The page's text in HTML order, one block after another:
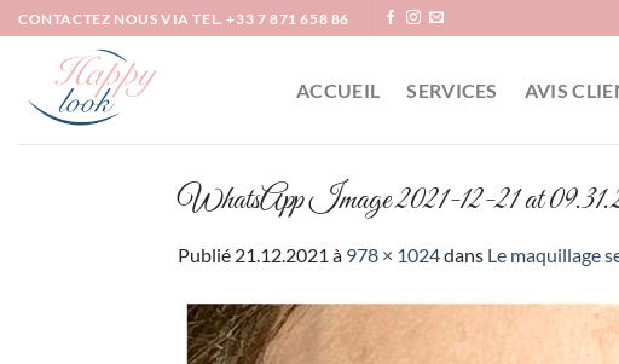
Passer
au
contenu
CONTACTEZ NOUS VIA TEL. +33 7 871 658 86
ACCUEIL SERVICES AVIS
WhatsApp Image 2021-12-21 at
Publié 21.12.2021 à 978 × 1024dans Le maquillage